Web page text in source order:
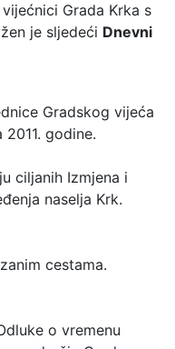
Grada Krka s
je sljedeći Dnevni
Gradskog vijeća
godine.
ciljanih Izmjena i
naselja Krk.
cestama.
o vremenu